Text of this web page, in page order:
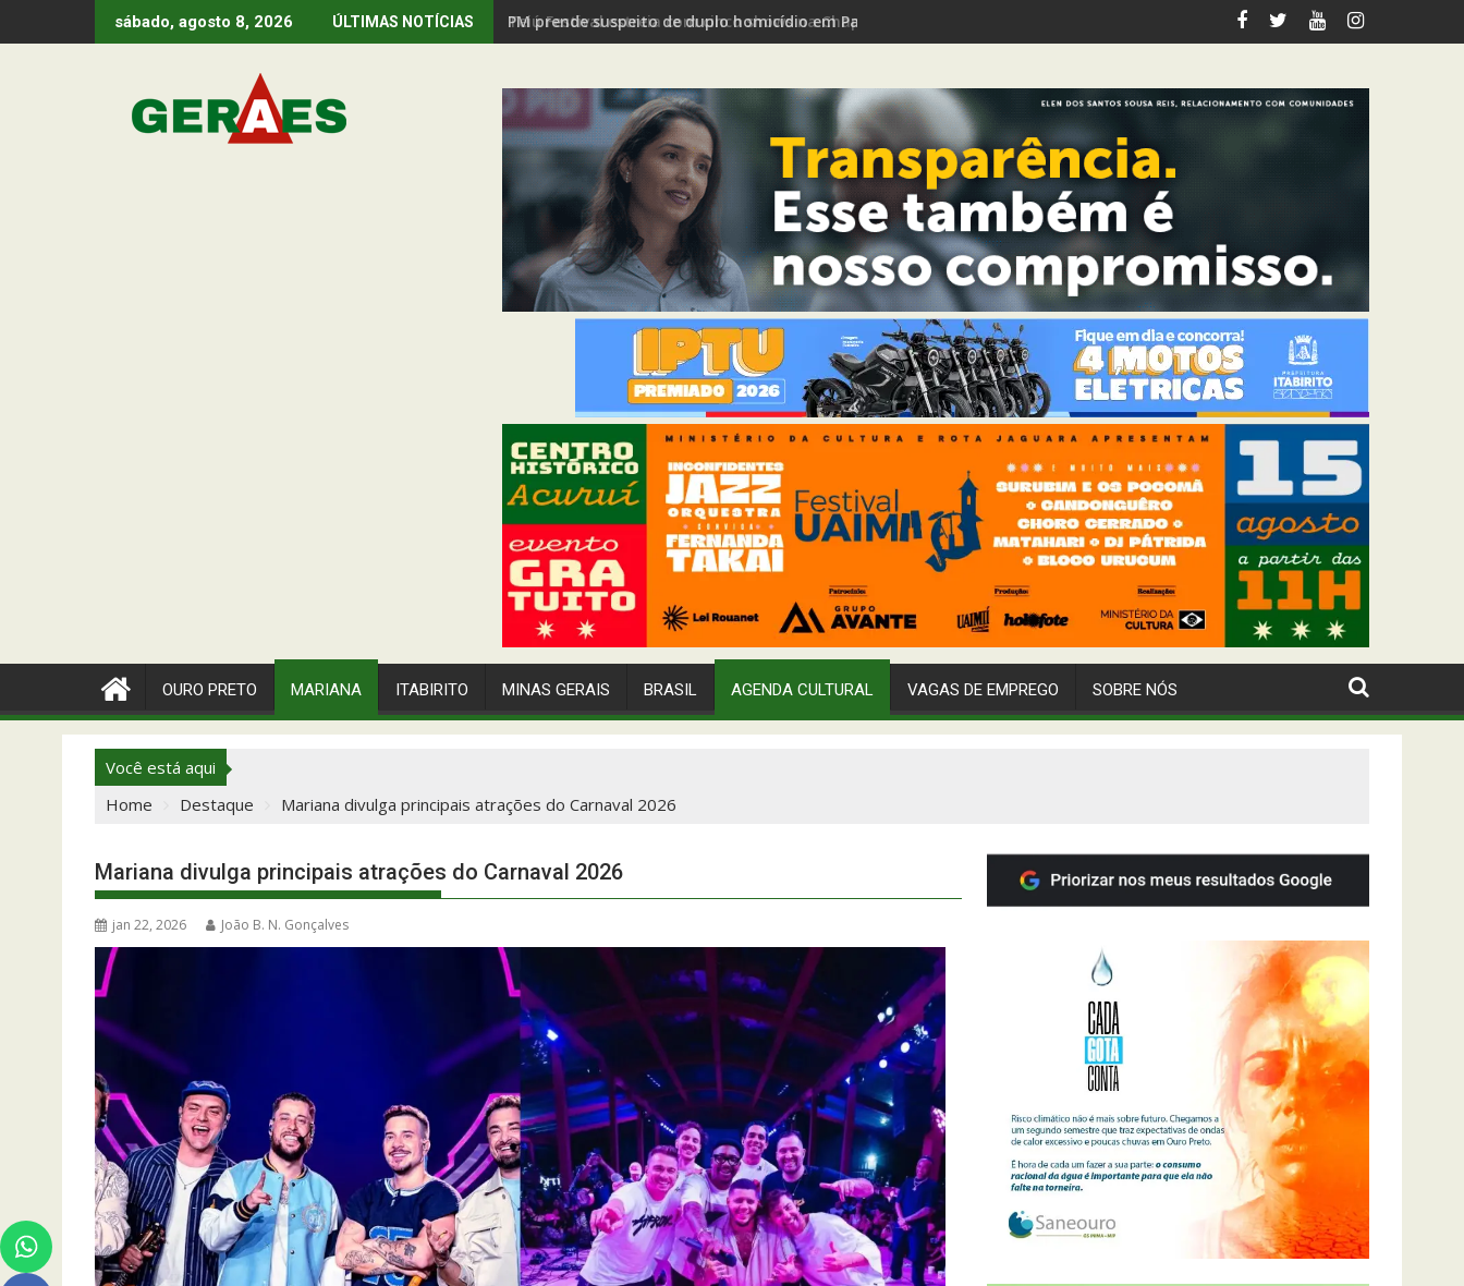
to
sábado, agosto 8, 2026 ÚLTIMAS NOTÍCIAS PM prende suspeito de duplo homicídio em Passagem de Mariana
OURO PRETO MARIANA ITABIRITO MINAS GERAIS BRASIL AGENDA CULTURAL VAGAS DE EMPREGO SOBRE NÓS
Você está aqui
Home
Destaque Mariana divulga principais atrações do Carnaval 2026
Mariana divulga principais atrações do Carnaval 2026
jan 22, 2026 João B. N. Gonçalves